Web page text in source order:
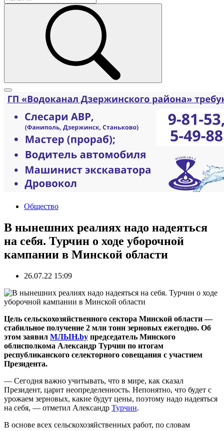
Общество
В нынешних реалиях надо надеяться
на себя. Турчин о ходе уборочной
кампании в Минской области
26.07.22 15:09
Цель сельскохозяйственного сектора Минской области —
стабильное получение 2 млн тонн зерновых ежегодно. Об
этом заявил МЛЫН.by председатель Минского
облисполкома Александр Турчин по итогам
республиканского селекторного совещания с участием
Президента.
— Сегодня важно учитывать, что в мире, как сказал
Президент, царит неопределенность. Непонятно, что будет с
урожаем зерновых, какие будут цены, поэтому надо надеяться
на себя, — отметил Александр Турчин.
В основе всех сельскохозяйственных работ, по словам